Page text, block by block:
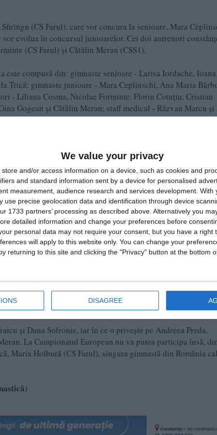
We value your privacy
store and/or access information on a device, such as cookies and
and standard information sent by a device for personalised
measurement, audience research and services development. With
use precise geolocation data and identification through device
1733 partners’ processing as described above. Alternatively you
detailed information and change your preferences before
personal data may not require your consent, but you have a right
will apply to this website only. You can change your
returning to this site and clicking the "Privacy" button at the bottom
DISAGREE
(CS Farul), care vor concura la senioare, Mara
vor evolua în concursul junioarelor. Cei doi antrenori
(CS Farul) și Cătălin Meran (CSS1).
este compusă din: gimnaste senioare - Larisa Iordache, Ioana
Trică; gimnaste junioare - Mara Ceplinschi, Ana Maria
- Liliana Cosma, Nicolae Forminte, Florin Cotuțiu, Cristian
Gogean și Cătălin Meran; staff medical - Răzvan Marcu și
Trandafir.
Europenelor gimnasticii artistice feminine. Gazda
Pumnii strânși fetelor noastre de pe acum! Hai,
şi pregătite până au ajuns la lotul naţional al României
de junioare din 2018 Ioana Strănciulescu au contribuit, în
şi Remus), şi Ciprian Creţu (în diverse etape, fie la
şi Silviana Sfiringu au fost antrenate de un colectiv
și Dana Sofronie, iar în ce o privește pe Andreea Preda,
La Campionatul European nu va putea participa însă,
Maria Holbură (CS Farul), singura gimnastă din România